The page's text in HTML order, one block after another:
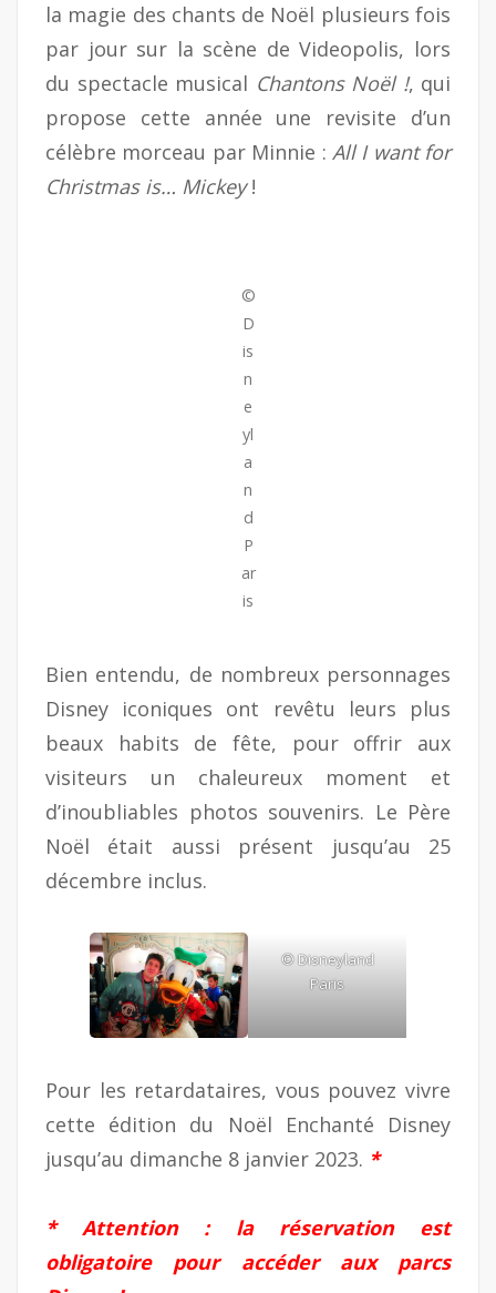
la magie des chants de Noël plusieurs fois
par jour sur la scène de Videopolis, lors
du spectacle musical Chantons Noël !, qui
propose cette année une revisite d’un
célèbre morceau par Minnie : All I want for
Christmas is… Mickey!
©
D
is
n
e
yl
a
n
d
P
ar
is
Bien entendu, de nombreux personnages
Disney iconiques ont revêtu leurs plus
beaux habits de fête, pour offrir aux
visiteurs un chaleureux moment et
d’inoubliables photos souvenirs. Le Père
Noël était aussi présent jusqu’au 25
décembre inclus.
© Disneyland
Paris
Pour les retardataires, vous pouvez vivre
cette édition du Noël Enchanté Disney
jusqu’au dimanche 8 janvier 2023. *
* Attention : la réservation est
obligatoire pour accéder aux parcs